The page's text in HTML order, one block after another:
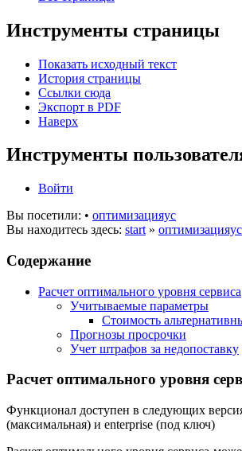
Инструменты страницы
Показать исходный текст
История страницы
Ссылки сюда
Экспорт в PDF
Наверх
Инструменты
Войти
Вы посетили: • оптимизацияус
Вы находитесь здесь: start » оптимизацияус
Содержание
Расчет оптимального уровня сервиса
Учитываемые параметры
Стоимость
Прогнозы просрочки
Учет штрафов за недопоставку
Расчет оптимального уровня
Функционал доступен в следующих
(максимальная) и enterprise (под ключ)